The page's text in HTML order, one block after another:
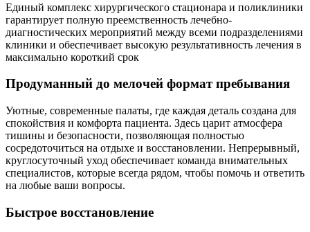
Единый комплекс хирургического стационара и поликлиники
гарантирует полную преемственность лечебно-
диагностических мероприятий между всеми подразделениями
клиники и обеспечивает высокую результативность лечения в
максимально короткий срок
Продуманный до мелочей формат пребывания
Уютные, современные палаты, где каждая деталь создана для
спокойствия и комфорта пациента. Здесь царит атмосфера
тишины и безопасности, позволяющая полностью
сосредоточиться на отдыхе и восстановлении. Непрерывный,
круглосуточный уход обеспечивает команда внимательных
специалистов, которые всегда рядом, чтобы помочь и ответить
на любые ваши вопросы.
Быстрое восстановление